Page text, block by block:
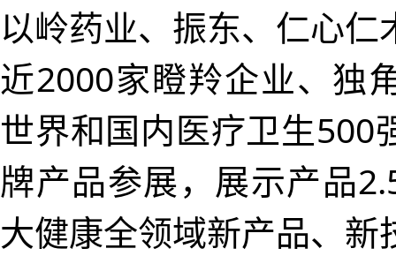
以岭药业、振东、仁心仁
近2000家瞪羚企业、独
世界和国内医疗卫生500
牌产品参展，展示产品
大健康全领域新产品、新